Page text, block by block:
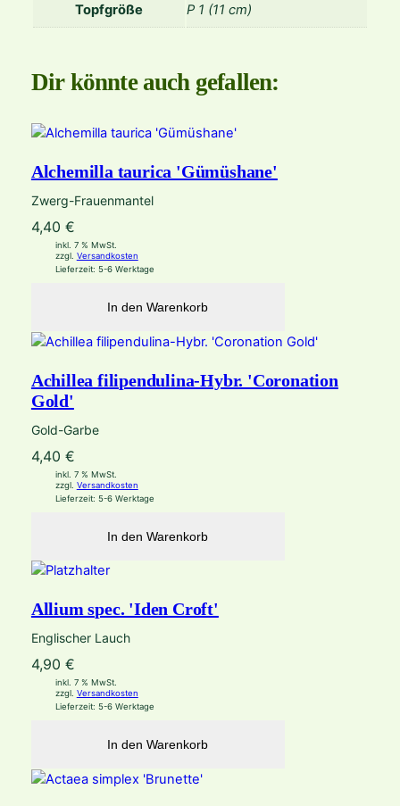
Topfgröße P 1 (11 cm)
Dir könnte auch gefallen:
Alchemilla taurica 'Gümüshane'
Zwerg-Frauenmantel
4,40 €
inkl. 7 % MwSt.
zzgl. Versandkosten
Lieferzeit: 5-6 Werktage
In den Warenkorb
Achillea filipendulina-Hybr. 'Coronation
Gold'
Gold-Garbe
4,40 €
inkl. 7 % MwSt.
zzgl. Versandkosten
Lieferzeit: 5-6 Werktage
In den Warenkorb
Allium spec. 'Iden Croft'
Englischer Lauch
4,90 €
inkl. 7 % MwSt.
zzgl. Versandkosten
Lieferzeit: 5-6 Werktage
In den Warenkorb